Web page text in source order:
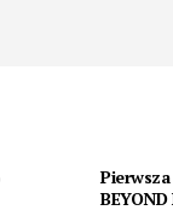
Pierwsza